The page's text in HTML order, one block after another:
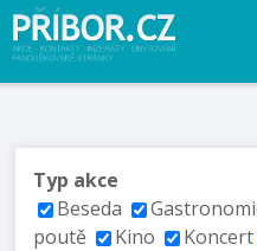
Typ akce
Beseda
poutě
Kino Koncert